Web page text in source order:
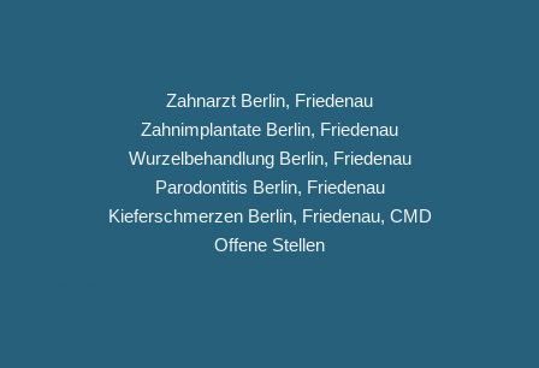
Zahnarzt Berlin, Friedenau
Zahnimplantate Berlin, Friedenau
Wurzelbehandlung Berlin, Friedenau
Parodontitis Berlin, Friedenau
Kieferschmerzen Berlin, Friedenau, CMD
Offene Stellen